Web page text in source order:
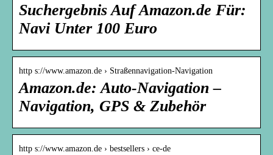
Suchergebnis Auf Amazon.de Für:
Navi Unter 100 Euro
http s://www.amazon.de › Straßennavigation-Navigation
Amazon.de: Auto-Navigation –
Navigation, GPS & Zubehör
http s://www.amazon.de › bestsellers › ce-de